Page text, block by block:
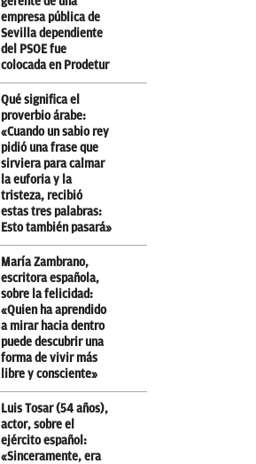
empresa pública de
Sevilla dependiente
del PSOE fue
colocada en Prodetur
Qué significa el
proverbio árabe:
«Cuando un sabio rey
pidió una frase que
sirviera para calmar
la euforia y la
tristeza, recibió
estas tres palabras:
Esto también pasará»
María Zambrano,
escritora española,
sobre la felicidad:
«Quien ha aprendido
a mirar hacia dentro
puede descubrir una
forma de vivir más
libre y consciente»
Luis Tosar (54 años),
actor, sobre el
ejército español:
«Sinceramente, era